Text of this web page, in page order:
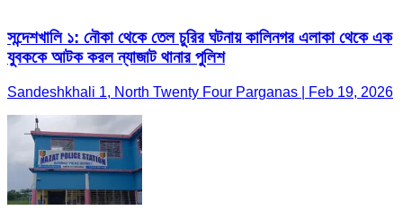
সন্দেশখালি ১: নৌকা থেকে তেল চুরির ঘটনায় কালিনগর এলাকা থেকে এক
যুবককে আটক করল ন্যাজাট থানার পুলিশ
Sandeshkhali 1, North Twenty Four Parganas | Feb 19, 2026